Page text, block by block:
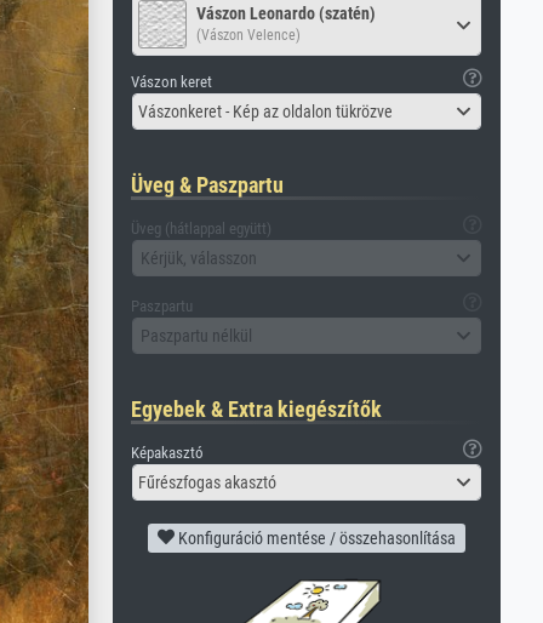
Vászon Leonardo (szatén)
(Vászon Velence)
Vászon keret
Vászonkeret - Kép az oldalon tükrözve
Üveg & Paszpartu
Üveg (hátlappal együtt)
Kérjük, válasszon
Paszpartu
Paszpartu nélkül
Egyebek & Extra kiegészítők
Képakasztó
Fűrészfogas akasztó
Konfiguráció mentése / összehasonlítása